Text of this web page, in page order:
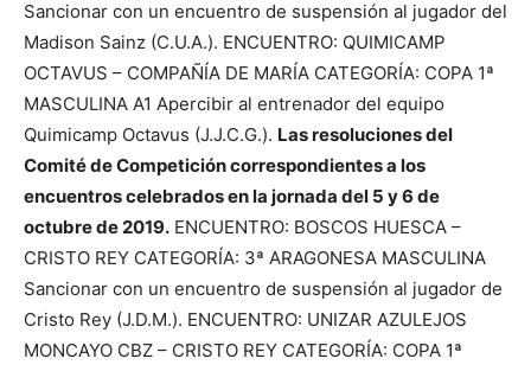
Sancionar con un encuentro de suspensión al jugador del
Madison Sainz (C.U.A.). ENCUENTRO: QUIMICAMP
OCTAVUS – COMPAÑÍA DE MARÍA CATEGORÍA: COPA 1ª
MASCULINA A1 Apercibir al entrenador del equipo
Quimicamp Octavus (J.J.C.G.). Las resoluciones del
Comité de Competición correspondientes a los
encuentros celebrados en la jornada del 5 y 6 de
octubre de 2019. ENCUENTRO: BOSCOS HUESCA –
CRISTO REY CATEGORÍA: 3ª ARAGONESA MASCULINA
Sancionar con un encuentro de suspensión al jugador de
Cristo Rey (J.D.M.). ENCUENTRO: UNIZAR AZULEJOS
MONCAYO CBZ – CRISTO REY CATEGORÍA: COPA 1ª